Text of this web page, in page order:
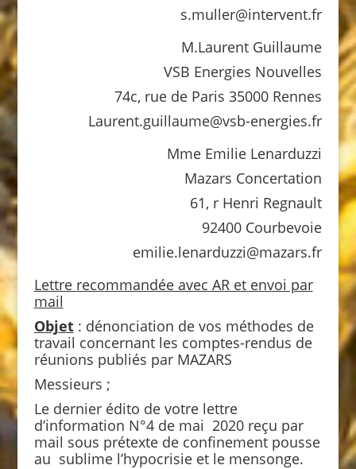
s.muller@intervent.fr
M.Laurent Guillaume
VSB Energies Nouvelles
74c, rue de Paris 35000 Rennes
Laurent.guillaume@vsb-energies.fr
Mme Emilie Lenarduzzi
Mazars Concertation
61, r Henri Regnault
92400 Courbevoie
emilie.lenarduzzi@mazars.fr
Lettre recommandée avec AR et envoi par
mail
Objet: dénonciation de vos méthodes de
travail concernant les comptes-rendus de
réunions publiés par MAZARS
Messieurs ;
Le dernier édito de votre lettre
d’information N°4 de mai 2020 reçu par
mail sous prétexte de confinement pousse
au sublime l’hypocrisie et le mensonge.